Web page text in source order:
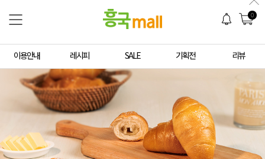
0
이용안내 레시피 SALE 기획전 리뷰